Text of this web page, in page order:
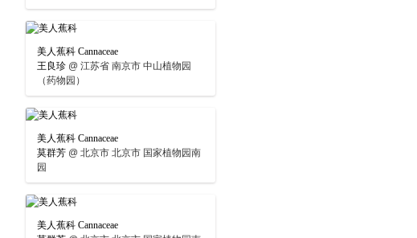
美人蕉科 Cannaceae
王良珍 @ 江苏省 南京市 中山植物园
（药物园）
美人蕉科 Cannaceae
莫群芳 @ 北京市 北京市 国家植物园南
园
美人蕉科 Cannaceae